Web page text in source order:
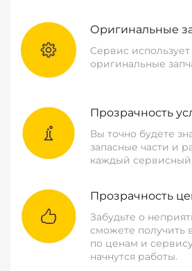
Оригинальные
Сервис использует
оригинальные
Прозрачность
Вы точно будете
запасные части и
каждый сервисный
Прозрачность
Забудьте о
сможете
по ценам и
начнутся работы.